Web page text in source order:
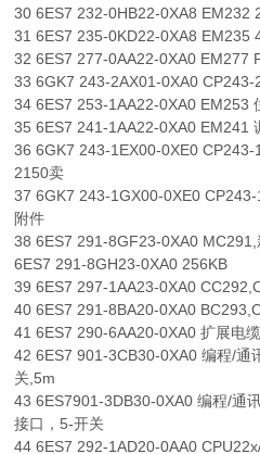
30 6ES7 232-0HB22-0XA8 EM232
31 6ES7 235-0KD22-0XA8 EM235
32 6ES7 277-0AA22-0XA0 EM277
33 6GK7 243-2AX01-0XA0 CP243-
34 6ES7 253-1AA22-0XA0 EM253
35 6ES7 241-1AA22-0XA0 EM241
36 6GK7 243-1EX00-0XE0
2150卖
37 6GK7 243-1GX00-0XE0
附件
38 6ES7 291-8GF23-0XA0
6ES7 291-8GH23-0XA0 256KB
39 6ES7 297-1AA23-0XA0
40 6ES7 291-8BA20-0XA0
41 6ES7 290-6AA20-0XA0 扩展电
42 6ES7 901-3CB30-0XA0 编程/通
关,5m
43 6ES7901-3DB30-0XA0 编程/通
接口，5-开关
44 6ES7 292-1AD20-0AA0